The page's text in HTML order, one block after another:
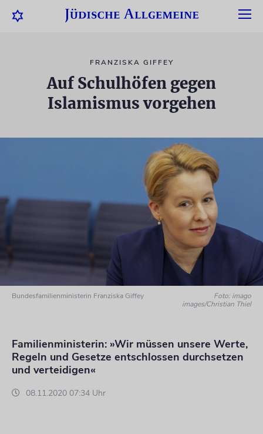
FRANZISKA GIFFEY
Auf Schulhöfen gegen
Islamismus vorgehen
Bundesfamilienministerin Franziska Giffey
Foto: imago
images/Christian Thiel
Familienministerin: »Wir müssen unsere Werte,
Regeln und Gesetze entschlossen durchsetzen
und verteidigen«
08.11.2020 07:34 Uhr